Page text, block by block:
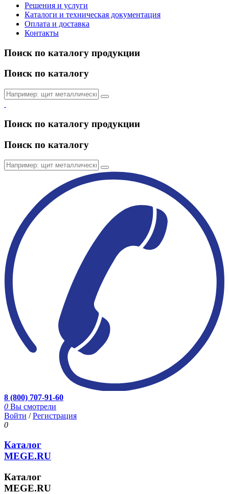
Решения и услуги
Каталоги и техническая документация
Оплата и доставка
Контакты
Поиск по каталогу продукции
Поиск по каталогу
Поиск по каталогу продукции
Поиск по каталогу
8 (800) 707-91-60
0 Вы смотрели
Войти /Регистрация
0
Каталог
MEGE.RU
Каталог
MEGE.RU